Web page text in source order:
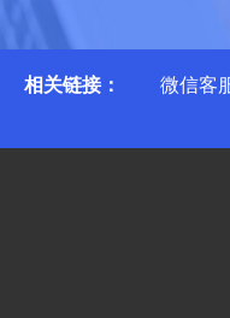
相关链接： 微信客